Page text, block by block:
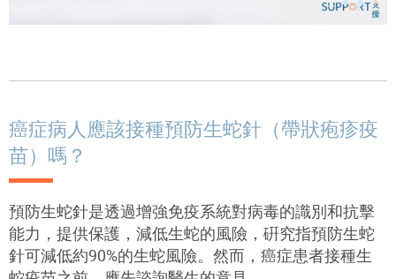
癌症病人應該接種預防生蛇針（帶狀疱疹疫
苗）嗎？
預防生蛇針是透過增強免疫系統對病毒的識別和抗擊
能力，提供保護，減低生蛇的風險，硏究指預防生蛇
針可減低約90%的生蛇風險。然而，癌症患者接種生